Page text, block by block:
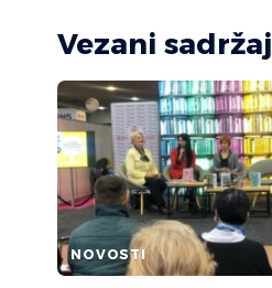
Vezani sadržaj
NOVOSTI